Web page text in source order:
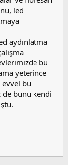
led
aydınlatma
bu
yeterince
evvel bu
bunu kendi